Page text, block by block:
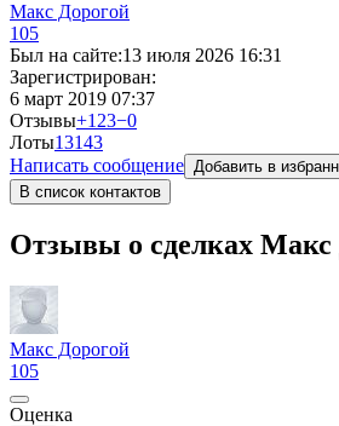
Макс Дорогой
105
Был на сайте:13 июля 2026 16:31
Зарегистрирован:
6 март 2019 07:37
Отзывы+123−0
Лоты13143
Написать сообщение Добавить в
В список контактов
Отзывы о сделках Макс
Макс Дорогой
105
Оценка